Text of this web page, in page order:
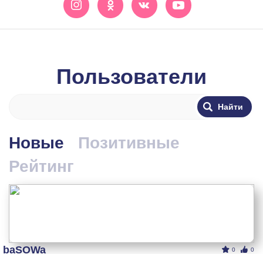
Пользователи
Новые
Позитивные
Рейтинг
0 0
baSOWa